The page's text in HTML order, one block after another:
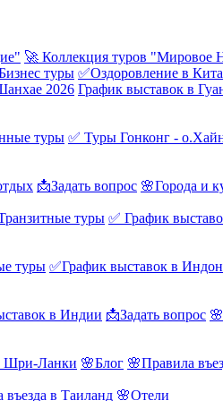
🚀 Коллекция туров "Мировое
туры ✅Оздоровление в
2026 График выставок в
туры ✅ Туры Гонконг -
📩Задать вопрос 🌸Города и
туры ✅ График
туры ✅График выставок в
в Индии 📩Задать вопрос
Шри-Ланки 🌸Блог 🌸Правила
въезда в Таиланд 🌸Отели